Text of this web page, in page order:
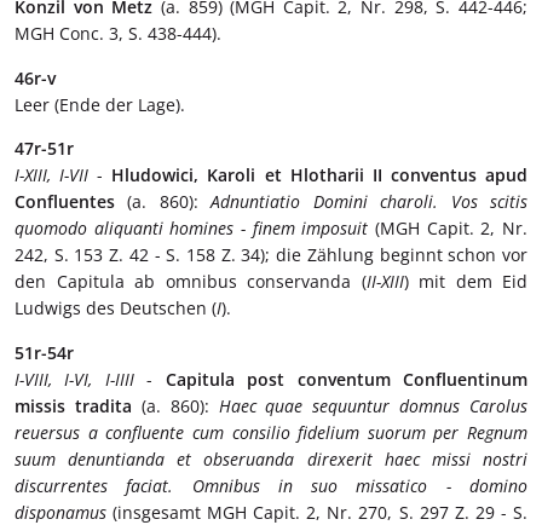
Konzil von Metz (a. 859) (MGH Capit. 2, Nr. 298, S. 442-446;
MGH Conc. 3, S. 438-444).
46r-v
Leer (Ende der Lage).
47r-51r
I-XIII, I-VII - Hludowici, Karoli et Hlotharii II conventus apud
Confluentes (a. 860):Adnuntiatio Domini charoli. Vos scitis
quomodo aliquanti homines - finem imposuit (MGH Capit. 2, Nr.
242, S. 153 Z. 42 - S. 158 Z. 34); die Zählung beginnt schon vor
den Capitula ab omnibus conservanda (II-XIII) mit dem Eid
Ludwigs des Deutschen (I).
51r-54r
I-VIII, I-VI, I-IIII- Capitula post conventum Confluentinum
missis tradita (a. 860): Haec quae sequuntur domnus Carolus
reuersus a confluente cum consilio fidelium suorum per Regnum
suum denuntianda et obseruanda direxerit haec missi nostri
discurrentes faciat. Omnibus in suo missatico - domino
disponamus (insgesamt MGH Capit. 2, Nr. 270, S. 297 Z. 29 - S.